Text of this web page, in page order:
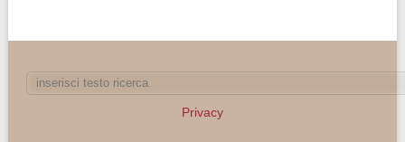
Privacy